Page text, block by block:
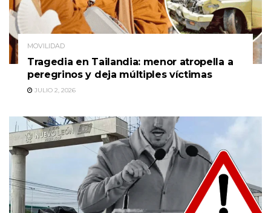
MOVILIDAD
Tragedia en Tailandia: menor atropella a
peregrinos y deja múltiples víctimas
JULIO 2, 2026